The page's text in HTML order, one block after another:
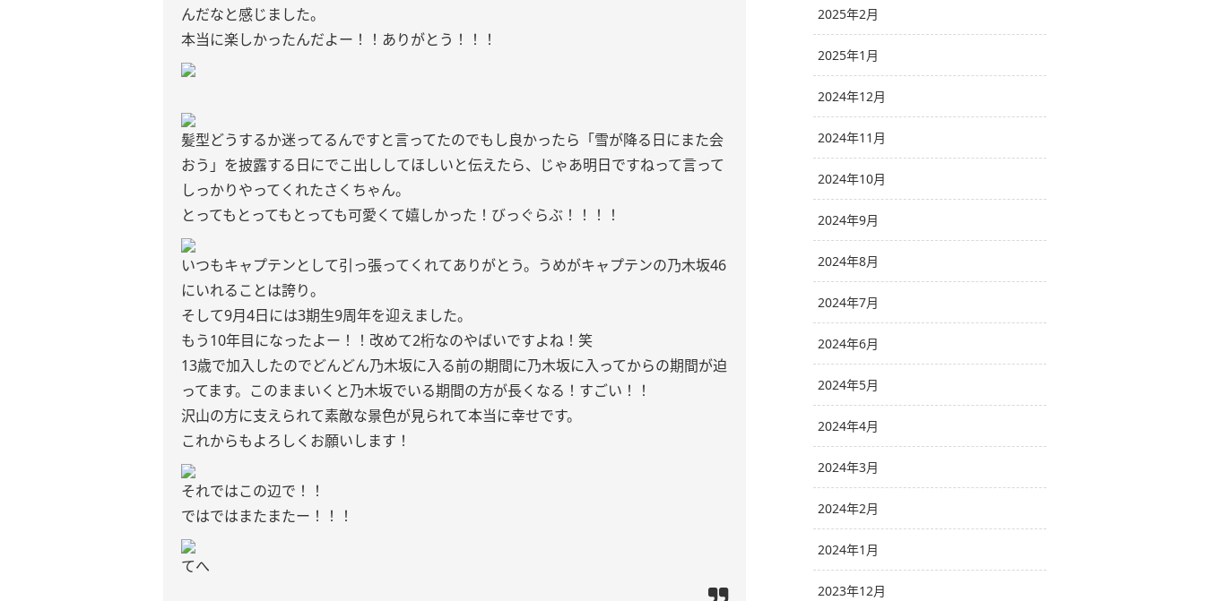
んだなと感じました。
本当に楽しかったんだよー！！ありがとう！！！
髪型どうするか迷ってるんですと言ってたのでもし良かったら「雪が降る日にまた会
おう」を披露する日にでこ出ししてほしいと伝えたら、じゃあ明日ですねって言って
しっかりやってくれたさくちゃん。
とってもとってもとっても可愛くて嬉しかった！びっぐらぶ！！！！
いつもキャプテンとして引っ張ってくれてありがとう。うめがキャプテンの乃木坂46
にいれることは誇り。
そして9月4日には3期生9周年を迎えました。
もう10年目になったよー！！改めて2桁なのやばいですよね！笑
13歳で加入したのでどんどん乃木坂に入る前の期間に乃木坂に入ってからの期間が迫
ってます。このままいくと乃木坂でいる期間の方が長くなる！すごい！！
沢山の方に支えられて素敵な景色が見られて本当に幸せです。
これからもよろしくお願いします！
それではこの辺で！！
ではではまたまたー！！！
てへ
2025年2月
2025年1月
2024年12月
2024年11月
2024年10月
2024年9月
2024年8月
2024年7月
2024年6月
2024年5月
2024年4月
2024年3月
2024年2月
2024年1月
2023年12月